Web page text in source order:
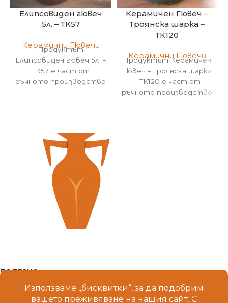
Елипсовиден гювеч
5л. – ТК57
Керамични Гювечи
Продуктът
Елипсовиден гювеч 5л. –
ТК57 е част от
ръчното производство
Керамичен Гювеч –
Троянска шарка –
ТК120
Керамични Гювечи
Продуктът Керамичен
Гювеч – Троянска шарка
– ТК120 е част от
ръчното производство
ПОЛЕЗНО